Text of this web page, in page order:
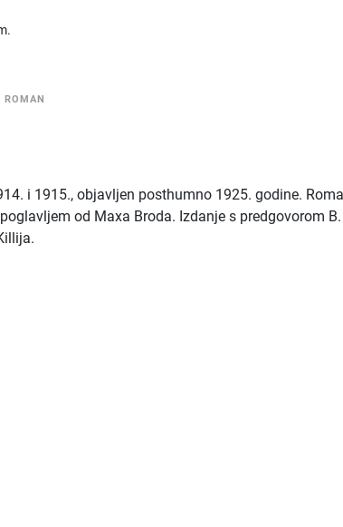
i 1915., objavljen posthumno 1925. godine.
od Maxa Broda. Izdanje s predgovorom B.